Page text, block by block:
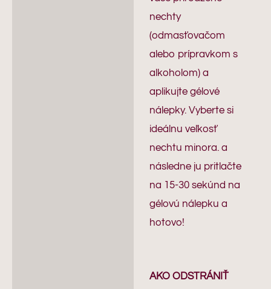
nechty
(odmasťovačom
alebo prípravkom s
alkoholom) a
aplikujte gélové
nálepky. Vyberte si
ideálnu veľkosť
nechtu minora. a
následne ju pritlačte
na 15-30 sekúnd na
gélovú nálepku a
hotovo!
AKO ODSTRÁNIŤ